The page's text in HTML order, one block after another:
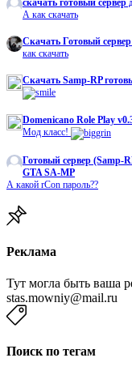
скачать готовый сервер
А как скачать
Cкачать Готовый
как скачать
Скачать Samp-RP
Domenicano Role Play
Мод класс!
Готовый сервер (Samp-
GTA SA-MP
А какой rCon пароль??
Реклама
Тут могла быть ваша
stas.mowniy@mail.ru
Поиск по тегам